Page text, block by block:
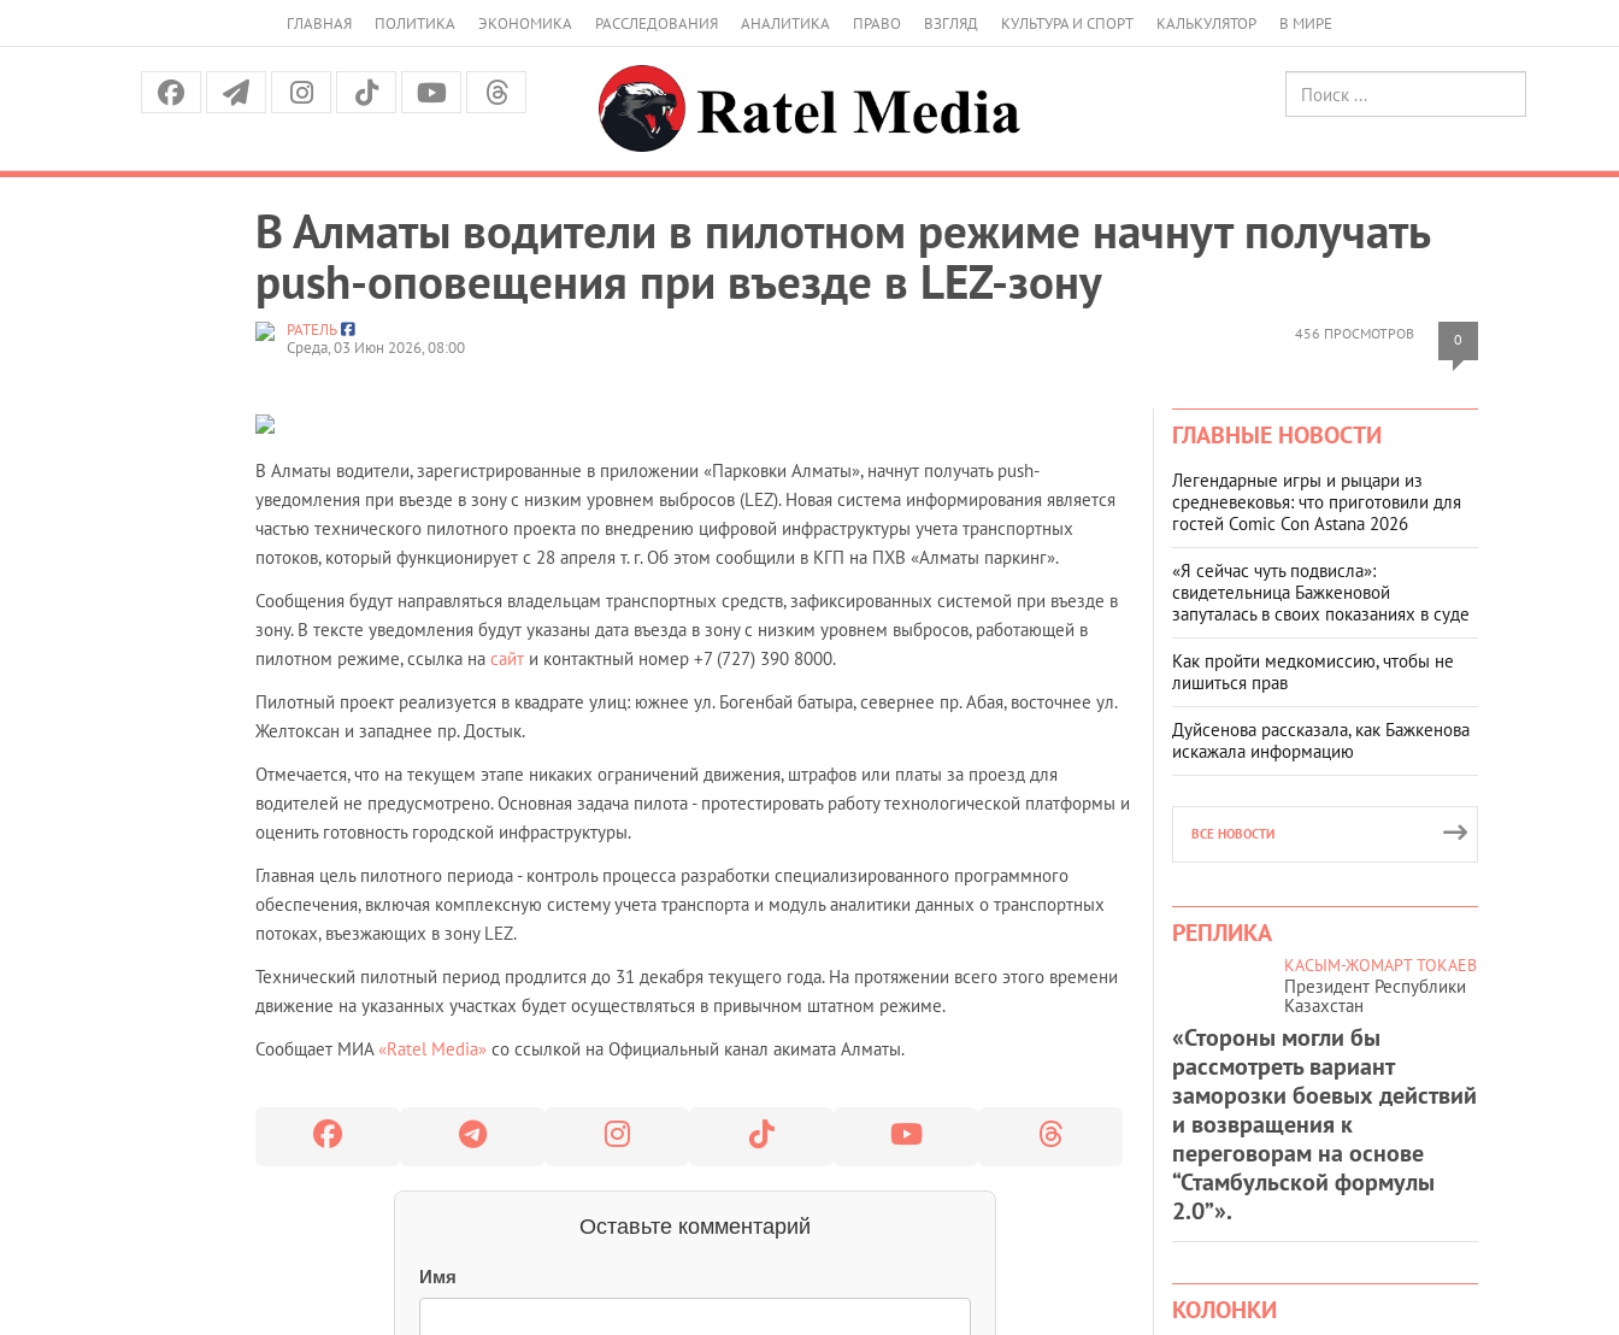
ГЛАВНАЯ ПОЛИТИКА ЭКОНОМИКА РАССЛЕДОВАНИЯ АНАЛИТИКА ПРАВО ВЗГЛЯД КУЛЬТУРА И СПОРТ КАЛЬКУЛЯТОР В МИРЕ
В Алматы водители в пилотном режиме начнут получать
push-оповещения при въезде в LEZ-зону
456 ПРОСМОТРОВ 0
РАТЕЛЬ
Среда, 03 Июн 2026, 08:00
В Алматы водители, зарегистрированные в приложении «Парковки Алматы», начнут получать push-
уведомления при въезде в зону с низким уровнем выбросов (LEZ). Новая система информирования является
частью технического пилотного проекта по внедрению цифровой инфраструктуры учета транспортных
потоков, который функционирует с 28 апреля т. г. Об этом сообщили в КГП на ПХВ «Алматы паркинг».
Сообщения будут направляться владельцам транспортных средств, зафиксированных системой при въезде в
зону. В тексте уведомления будут указаны дата въезда в зону с низким уровнем выбросов, работающей в
пилотном режиме, ссылка на сайт и контактный номер +7 (727) 390 8000.
Пилотный проект реализуется в квадрате улиц: южнее ул. Богенбай батыра, севернее пр. Абая, восточнее ул.
Желтоксан и западнее пр. Достык.
Отмечается, что на текущем этапе никаких ограничений движения, штрафов или платы за проезд для
водителей не предусмотрено. Основная задача пилота - протестировать работу технологической платформы и
оценить готовность городской инфраструктуры.
Главная цель пилотного периода - контроль процесса разработки специализированного программного
обеспечения, включая комплексную систему учета транспорта и модуль аналитики данных о транспортных
потоках, въезжающих в зону LEZ.
Технический пилотный период продлится до 31 декабря текущего года. На протяжении всего этого времени
движение на указанных участках будет осуществляться в привычном штатном режиме.
Сообщает МИА«Ratel Media» со ссылкой на Официальный канал акимата Алматы.
Оставьте комментарий
Имя
ГЛАВНЫЕ НОВОСТИ
Легендарные игры и рыцари из
средневековья: что приготовили для
гостей Comic Con Astana 2026
«Я сейчас чуть подвисла»:
свидетельница Бажкеновой
запуталась в своих показаниях в суде
Как пройти медкомиссию, чтобы не
лишиться прав
Дуйсенова рассказала, как Бажкенова
искажала информацию
ВСЕ НОВОСТИ
РЕПЛИКА
КАСЫМ-ЖОМАРТ ТОКАЕВ
Президент Республики
Казахстан
«Стороны могли бы
рассмотреть вариант
заморозки боевых действий
и возвращения к
переговорам на основе
“Стамбульской формулы
2.0”».
КОЛОНКИ